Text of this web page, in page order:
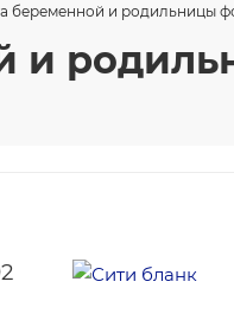
беременной и родильницы
и